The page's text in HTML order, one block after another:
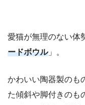
愛猫が無理のない体
ードボウル」。
かわいい陶器製のも
た傾斜や脚付きのも